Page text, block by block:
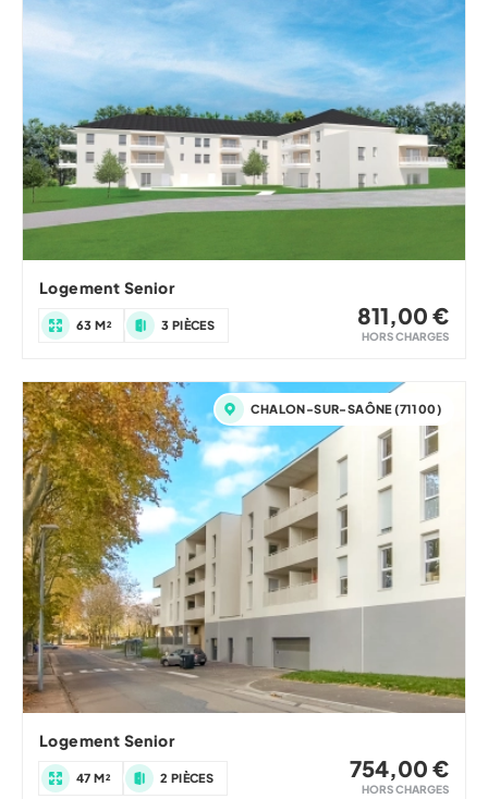
Logement Senior
63 M² 3 PIÈCES 811,00 €
HORS CHARGES
CHALON-SUR-SAÔNE (71100)
Logement Senior
47 M² 2 PIÈCES 754,00 €
HORS CHARGES